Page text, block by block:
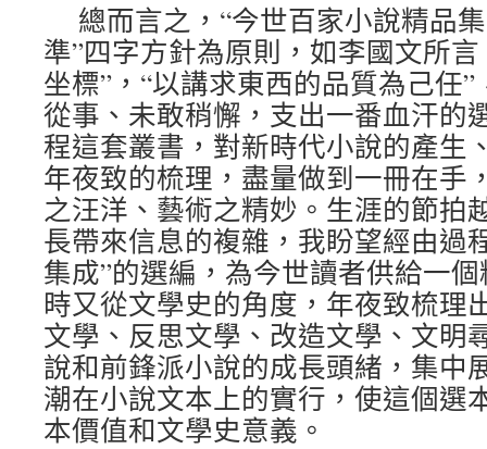
總而言之，“今世百家小說精品
準”四字方針為原則，如李國文所
坐標”，“以講求東西的品質為己任
從事、未敢稍懈，支出一番血汗的
程這套叢書，對新時代小說的產生
年夜致的梳理，盡量做到一冊在手
之汪洋、藝術之精妙。生涯的節拍
長帶來信息的複雜，我盼望經由過
集成”的選編，為今世讀者供給一
時又從文學史的角度，年夜致梳理
文學、反思文學、改造文學、文明
說和前鋒派小說的成長頭緒，集中
潮在小說文本上的實行，使這個選
本價值和文學史意義。